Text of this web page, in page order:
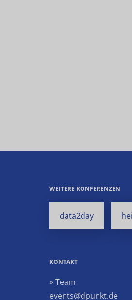
WEITERE KONFERENZEN
data2day
KONTAKT
» Team
events@dpunkt.de